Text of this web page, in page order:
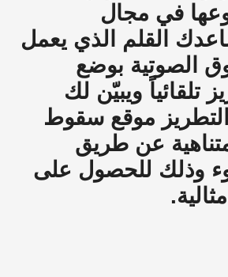
في مجال
القلم الذي يعمل
الصوتية بوضع
تلقائياً ويبيّن لك
موقع سقوط
عن طريق
وذلك للحصول على